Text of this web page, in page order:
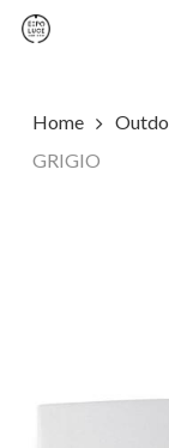
Skip
content
Home
GRIGIO